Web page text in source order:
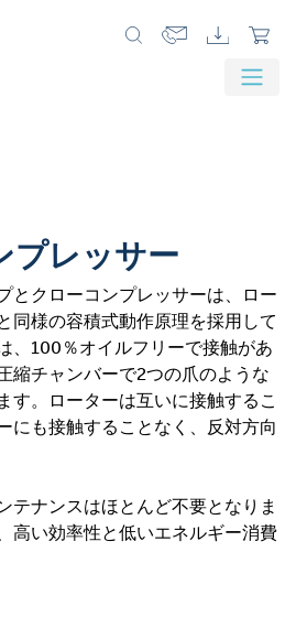
プレッサー
とクローコンプレッサーは、ロー
同様の容積式動作原理を採用して
、100％オイルフリーで接触があ
縮チャンバーで2つの爪のような
す。ローターは互いに接触するこ
にも接触することなく、反対方向
テナンスはほとんど不要となりま
高い効率性と低いエネルギー消費